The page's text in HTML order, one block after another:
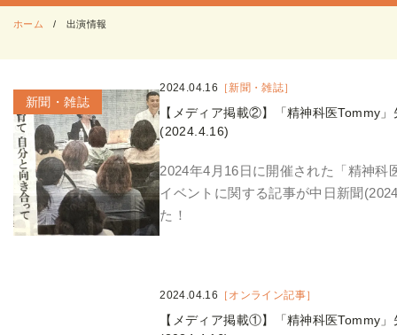
ホーム 出演情報
新聞・雑誌
2024.04.16 ［新聞・雑誌］
【メディア掲載②】「精神科医Tommy
(2024.4.16)
2024年4月16日に開催された「精神科
イベントに関する記事が中日新聞
た！
2024.04.16 ［オンライン記事］
【メディア掲載①】「精神科医Tommy